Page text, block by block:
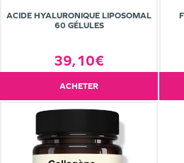
ACIDE HYALURONIQUE LIPOSOMAL
60 GÉLULES
39,10€
ACHETER